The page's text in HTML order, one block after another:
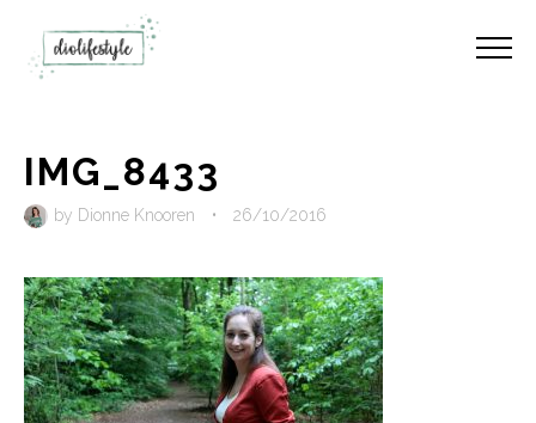
IMG_8433
by Dionne Knooren • 26/10/2016